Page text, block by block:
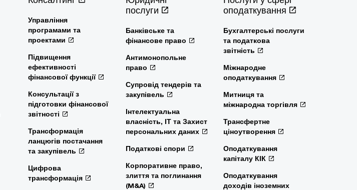
Управління
програмами та
проектами
Підвищення
ефективності
фінансової функції
Консультації з
підготовки фінансової
звітності
Трансформація
ланцюгів постачання
та закупівель
Цифрова
трансформація
послуги
Банківське та
фінансове право
Антимонопольне
право
Супровід тендерів та
закупівель
Інтелектуальна
власність, ІТ та Захист
персональних даних
Податкові спори
Корпоративне право,
злиття та поглинання
(M&A)
оподаткування
Бухгалтерські послуги
та податкова
звітність
Міжнародне
оподаткування
Митниця та
міжнародна торгівля
Трансфертне
ціноутворення
Оподаткування
капіталу КІК
Оподаткування
доходів іноземних